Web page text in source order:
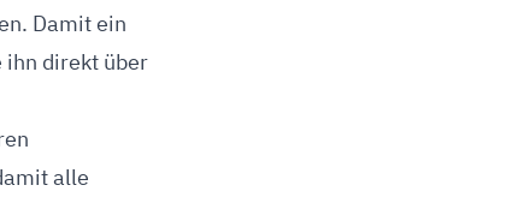
Damit ein
ihn direkt über
alle